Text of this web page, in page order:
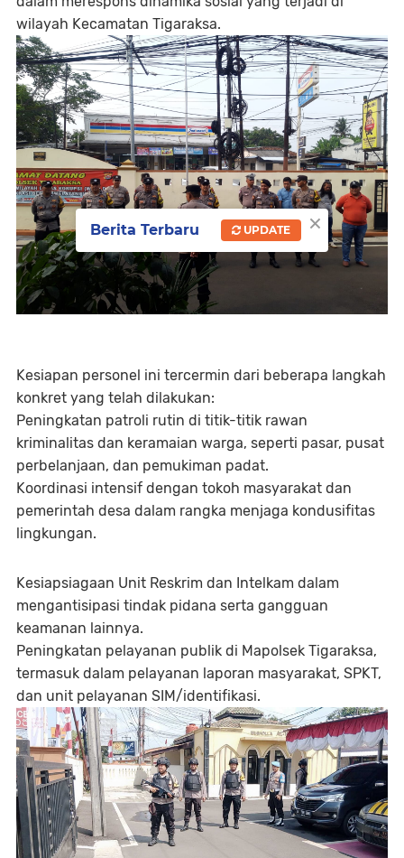
wilayah Kecamatan Tigaraksa.
Kesiapan personel ini tercermin dari beberapa langkah
konkret yang telah dilakukan:
Peningkatan patroli rutin di titik-titik rawan
kriminalitas dan keramaian warga, seperti pasar, pusat
perbelanjaan, dan pemukiman padat.
Koordinasi intensif dengan tokoh masyarakat dan
pemerintah desa dalam rangka menjaga kondusifitas
lingkungan.
Kesiapsiagaan Unit Reskrim dan Intelkam dalam
mengantisipasi tindak pidana serta gangguan
keamanan lainnya.
Peningkatan pelayanan publik di Mapolsek Tigaraksa,
termasuk dalam pelayanan laporan masyarakat, SPKT,
dan unit pelayanan SIM/identifikasi.
×
Berita Terbaru UPDATE